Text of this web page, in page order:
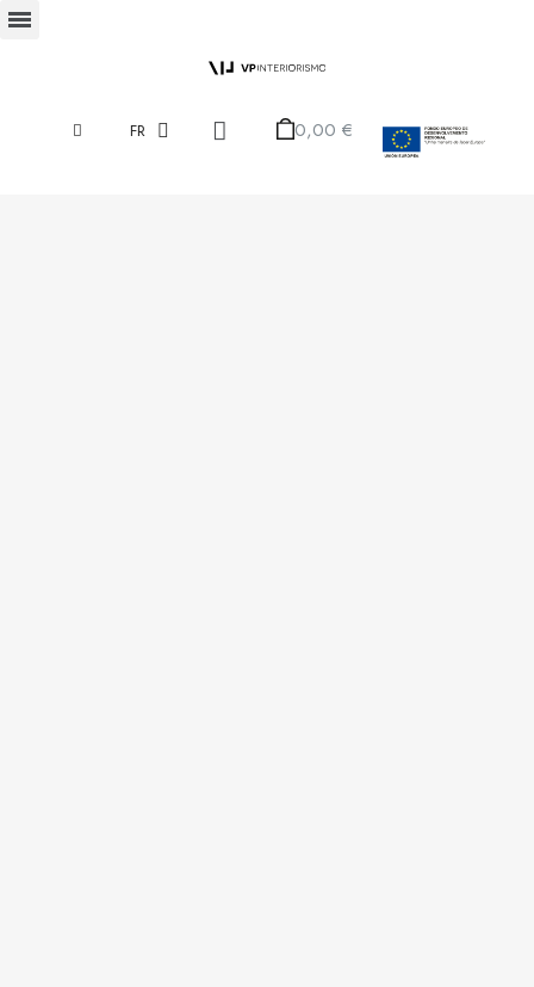
FR 0,00 €